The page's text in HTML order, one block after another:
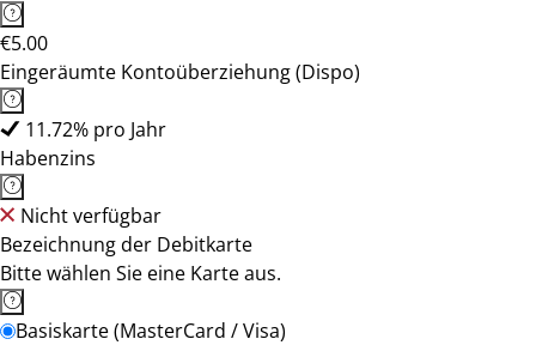
€5.00
Eingeräumte Kontoüberziehung (Dispo)
11.72% pro Jahr
Habenzins
Nicht verfügbar
Bezeichnung der Debitkarte
Bitte wählen Sie eine Karte aus.
Basiskarte (MasterCard / Visa)